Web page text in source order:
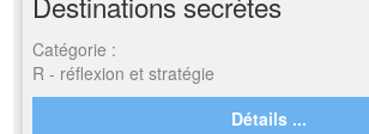
Catégorie :
R - réflexion et stratégie
Détails ...